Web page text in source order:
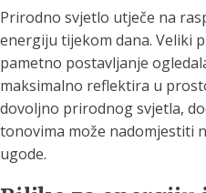
Prirodno svjetlo utječe na
energiju tijekom dana. Veliki
pametno postavljanje
maksimalno reflektira u
dovoljno prirodnog svjetla,
tonovima može nadomjestiti
ugode.